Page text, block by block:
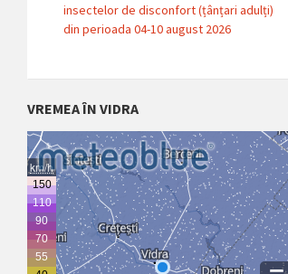
insectelor de disconfort (țânțari adulți)
din perioada 04-10 august 2026
VREMEA ÎN VIDRA